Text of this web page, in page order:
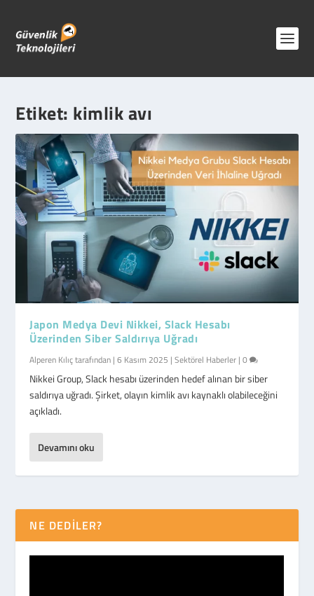
Etiket: kimlik avı
Japon Medya Devi Nikkei, Slack Hesabı
Üzerinden Siber Saldırıya Uğradı
Alperen Kılıçtarafından |6 Kasım 2025 |Sektörel Haberler |0
Nikkei Group, Slack hesabı üzerinden hedef alınan bir siber
saldırıya uğradı. Şirket, olayın kimlik avı kaynaklı olabileceğini
açıkladı.
Devamını oku
NE DEDİLER?